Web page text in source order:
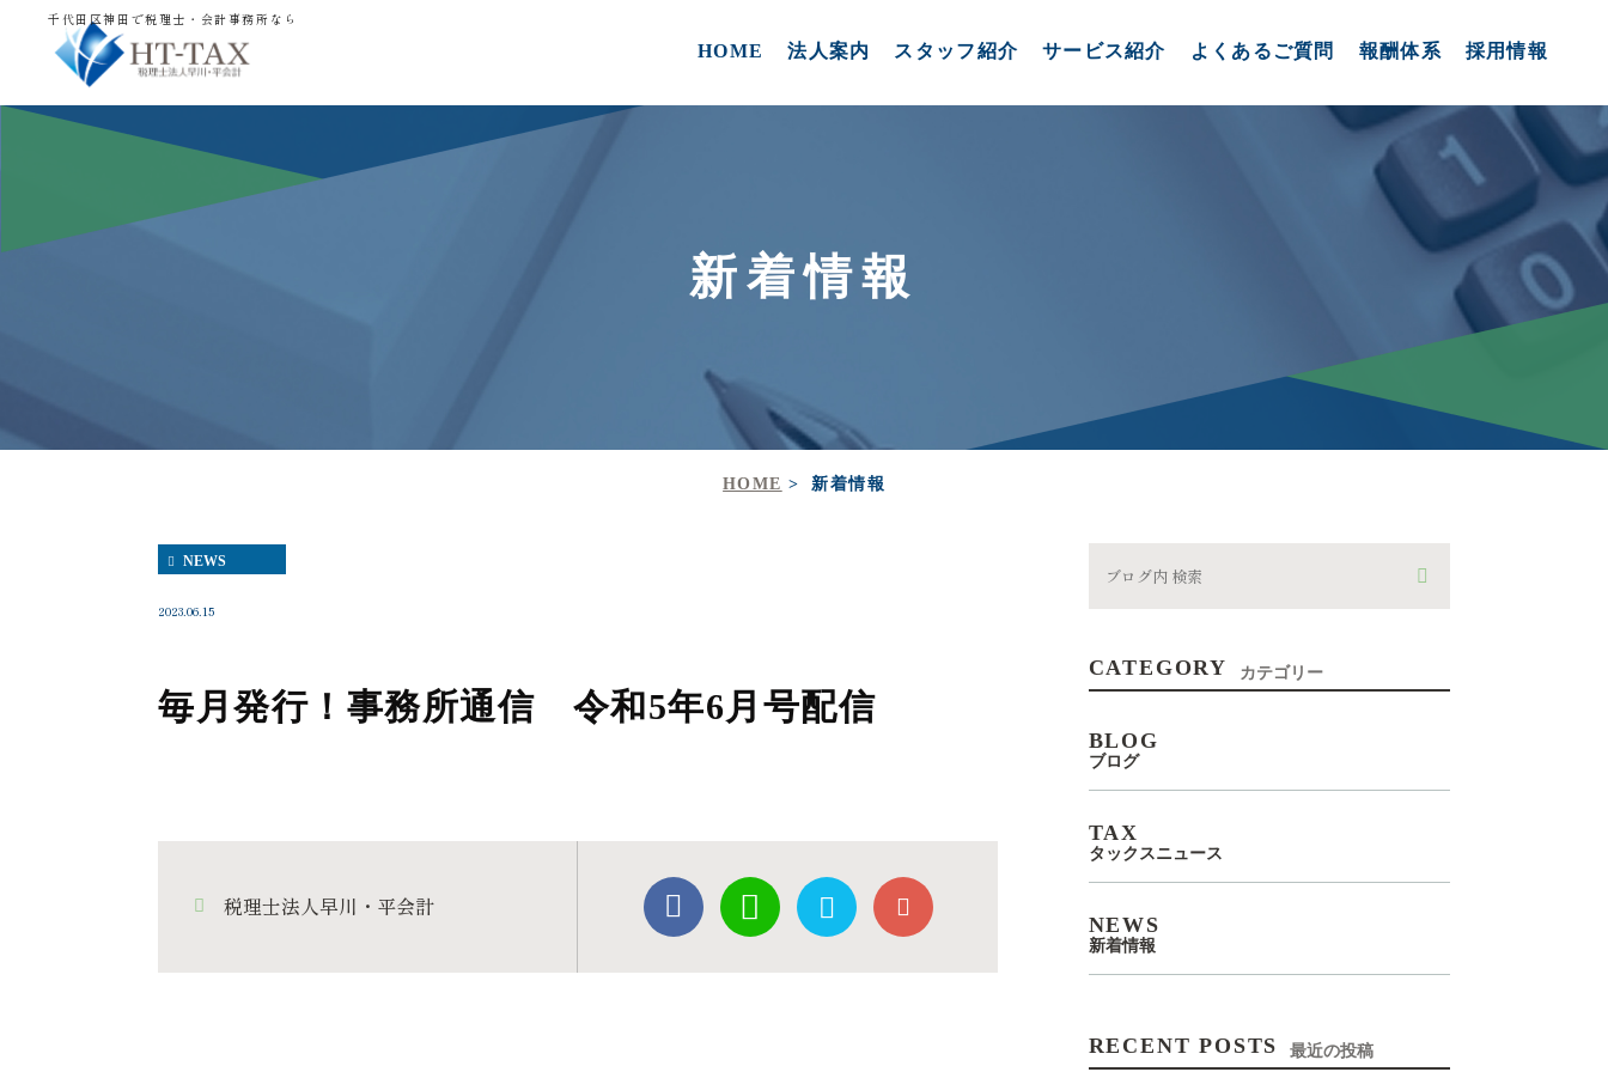
千代田区神田で税理士・会計事務所なら
HOME 法人案内 スタッフ紹介 サービス紹介 よくあるご質問 報酬体系 採用情報
新着情報
HOME 新着情報
NEWS
2023.06.15
毎月発行！事務所通信 令和5年6月号配信
税理士法人早川・平会計
CATEGORY カテゴリー
BLOG
ブログ
TAX
タックスニュース
NEWS
新着情報
RECENT POSTS 最近の投稿